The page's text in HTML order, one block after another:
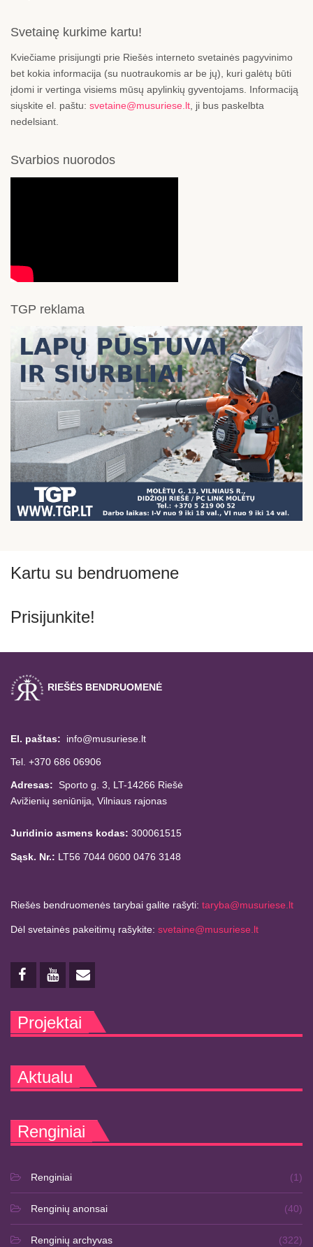
Svetainę kurkime kartu!
Kviečiame prisijungti prie Riešės interneto svetainės pagyvinimo
bet kokia informacija (su nuotraukomis ar be jų), kuri galėtų būti
įdomi ir vertinga visiems mūsų apylinkių gyventojams. Informaciją
siųskite el. paštu: svetaine@musuriese.lt , ji bus paskelbta
nedelsiant.
Svarbios nuorodos
TGP reklama
Kartu su bendruomene
Prisijunkite!
RIEŠĖS BENDRUOMENĖ
El. paštas: info@musuriese.lt
Tel. +370 686 06906
Adresas: Sporto g. 3, LT-14266 Riešė
Avižienių seniūnija, Vilniaus rajonas
Juridinio asmens kodas: 300061515
Sąsk. Nr.: LT56 7044 0600 0476 3148
Riešės bendruomenės tarybai galite rašyti: taryba@musuriese.lt
Dėl svetainės pakeitimų rašykite: svetaine@musuriese.lt
Projektai
Aktualu
Renginiai
Renginiai (1)
Renginių anonsai (40)
Renginių archyvas (322)